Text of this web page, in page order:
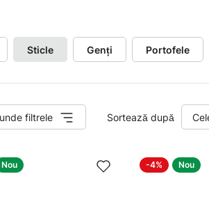
Sticle Genți Portofele
filtrele Sortează după
Nou -4% Nou